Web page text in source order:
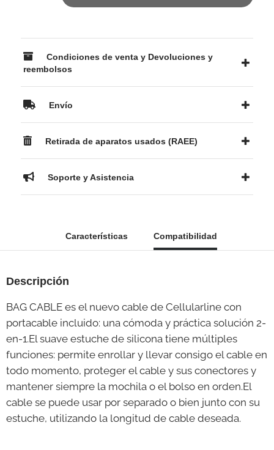
Condiciones de venta y Devoluciones y
reembolsos
Envío
Retirada de aparatos usados (RAEE)
Soporte y Asistencia
Características Compatibilidad
Descripción
BAG CABLE es el nuevo cable de Cellularline con
portacable incluido: una cómoda y práctica solución 2-
en-1.El suave estuche de silicona tiene múltiples
funciones: permite enrollar y llevar consigo el cable en
todo momento, proteger el cable y sus conectores y
mantener siempre la mochila o el bolso en orden.El
cable se puede usar por separado o bien junto con su
estuche, utilizando la longitud de cable deseada.